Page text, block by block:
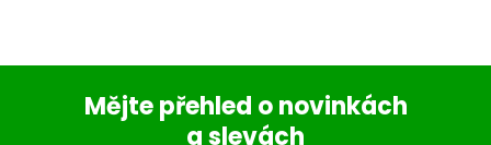
ý
Mějte přehled o novinkách
a slevách